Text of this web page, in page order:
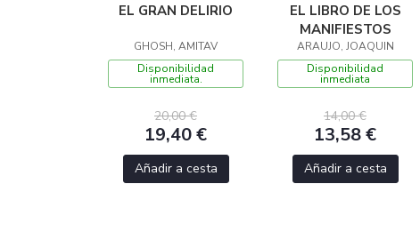
EL GRAN DELIRIO
GHOSH, AMITAV
Disponibilidad
inmediata.
20,00 €
19,40 €
Añadir a cesta
EL LIBRO DE LOS
MANIFIESTOS
ARAUJO, JOAQUIN
Disponibilidad
inmediata
14,00 €
13,58 €
Añadir a cesta